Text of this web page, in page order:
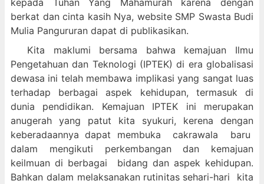
kepada Tuhan Yang Mahamurah karena dengan
berkat dan cinta kasih Nya, website SMP Swasta Budi
Mulia Pangururan dapat di publikasikan.
Kita maklumi bersama bahwa kemajuan Ilmu
Pengetahuan dan Teknologi (IPTEK) di era globalisasi
dewasa ini telah membawa implikasi yang sangat luas
terhadap berbagai aspek kehidupan, termasuk di
dunia pendidikan. Kemajuan IPTEK ini merupakan
anugerah yang patut kita syukuri, kerena dengan
keberadaannya dapat membuka cakrawala baru
dalam mengikuti perkembangan dan kemajuan
keilmuan di berbagai bidang dan aspek kehidupan.
Bahkan dalam melaksanakan rutinitas sehari-hari kita